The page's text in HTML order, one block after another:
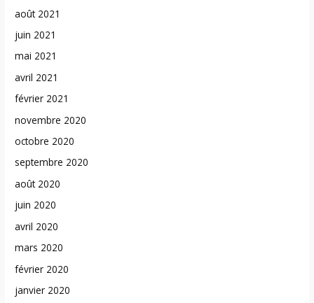
août 2021
juin 2021
mai 2021
avril 2021
février 2021
novembre 2020
octobre 2020
septembre 2020
août 2020
juin 2020
avril 2020
mars 2020
février 2020
janvier 2020